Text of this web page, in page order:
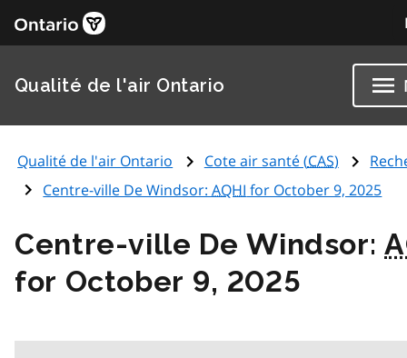
Qualité de l'air Ontario
Qualité de l'air Ontario Cote air santé (CAS)
Centre-ville De Windsor:AQHI for October 9, 2025
Centre-ville De Windsor:
for October 9, 2025